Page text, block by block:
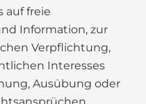
auf freie
Information, zur
Verpflichtung,
Interesses
Ausübung oder